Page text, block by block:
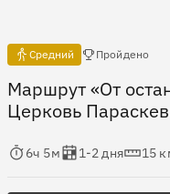
Средний Пройдено
Маршрут «От
Церковь
в пути
6ч 5м
Оценка в днях
1-2 дня
Дистанция
15